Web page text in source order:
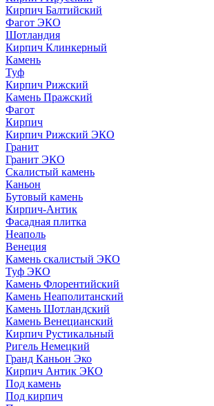
Кирпич Балтийский
Фагот ЭКО
Шотландия
Кирпич Клинкерный
Камень
Туф
Кирпич Рижский
Камень Пражский
Фагот
Кирпич
Кирпич Рижский ЭКО
Гранит
Гранит ЭКО
Скалистый камень
Каньон
Бутовый камень
Кирпич-Антик
Фасадная плитка
Неаполь
Венеция
Камень скалистый ЭКО
Туф ЭКО
Камень Флорентийский
Камень Неаполитанский
Камень Шотландский
Камень Венецианский
Кирпич Рустикальный
Ригель Немецкий
Гранд Каньон Эко
Кирпич Антик ЭКО
Под камень
Под кирпич